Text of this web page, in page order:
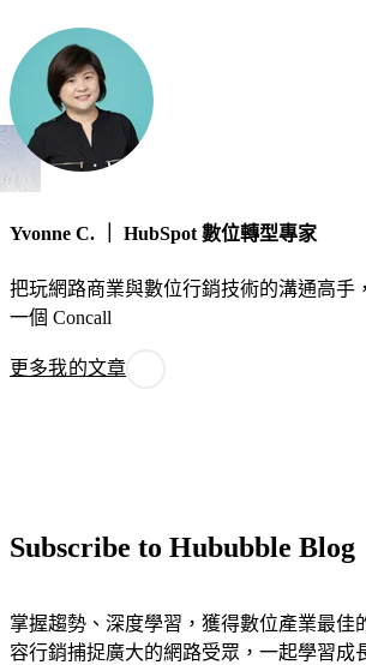
Yvonne C. ｜ HubSpot 數位轉型專家
把玩網路商業與數位行銷技術的溝通高手
一個 Concall
更多我的文章
Subscribe to Hububble Blog
掌握趨勢、深度學習，獲得數位產業最佳
容行銷捕捉廣大的網路受眾，一起學習成